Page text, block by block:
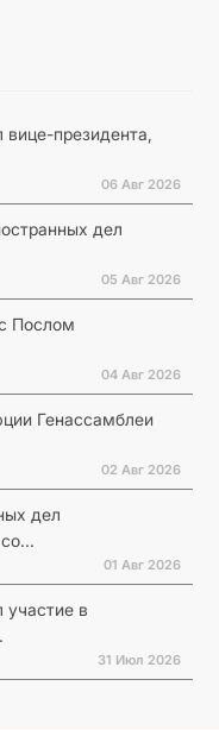
вице-президента,
06 Авг 2026
дел
05 Авг 2026
Послом
04 Авг 2026
Генассамблеи
02 Авг 2026
дел
01 Авг 2026
участие в
31 Июл 2026